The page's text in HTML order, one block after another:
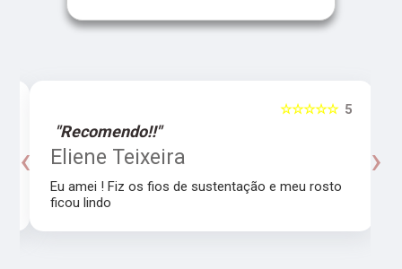
5
☆☆☆☆☆
"Recomendo!!"
Eliene Teixeira
Eu amei ! Fiz os fios de sustentação e meu rosto
ficou lindo
‹ ›